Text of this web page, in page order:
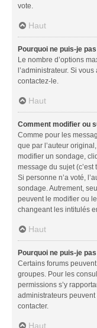
vote.
Haut
Pourquoi ne puis-je
Le nombre d’options
l’administrateur. Si
contactez-le.
Haut
Comment modifier ou
Comme pour les
que par l’auteur
modifier un sondage,
message du sujet
Si personne n’a voté,
sondage. Autrement,
peuvent le modifier ou
changeant les intitulés
Haut
Pourquoi ne puis-je
Certains forums
groupes. Pour les
permissions s’y
administrateurs
contacter.
Haut